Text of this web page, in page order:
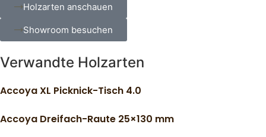
Holzarten anschauen
Showroom besuchen
Verwandte Holzarten
Accoya XL Picknick-Tisch 4.0
Accoya Dreifach-Raute 25×130 mm